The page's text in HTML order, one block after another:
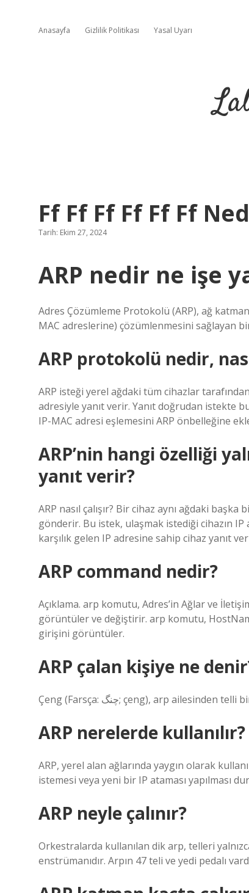
Anasayfa Gizlilik Politikası Yasal Uyarı
Ff Ff Ff Ff Ff Ff
Tarih: Ekim 27, 2024
ARP nedir ne işe
Adres Çözümleme Protokolü (ARP), ağ
MAC adreslerine) çözümlenmesini sağlayan
ARP protokolü nedir,
ARP isteği yerel ağdaki tüm cihazlar
adresiyle yanıt verir. Yanıt doğrudan istekte
IP-MAC adresi eşlemesini ARP önbelleğine
ARP’nin hangi özelliği
yanıt verir?
ARP nasıl çalışır? Bir cihaz aynı ağdaki
gönderir. Bu istek, ulaşmak istediği cihazın
karşılık gelen IP adresine sahip cihaz yanıt
ARP command nedir?
Açıklama. arp komutu, Adres’in Ağlar ve
görüntüler ve değiştirir. arp komutu,
girişini görüntüler.
ARP çalan kişiye ne
ARP nerelerde kullanılır?
ARP, yerel alan ağlarında yaygın olarak
istemesi veya yeni bir IP ataması yapılması
ARP neyle çalınır?
Orkestralarda kullanılan dik arp, telleri
enstrümanıdır. Arpın 47 teli ve yedi pedalı